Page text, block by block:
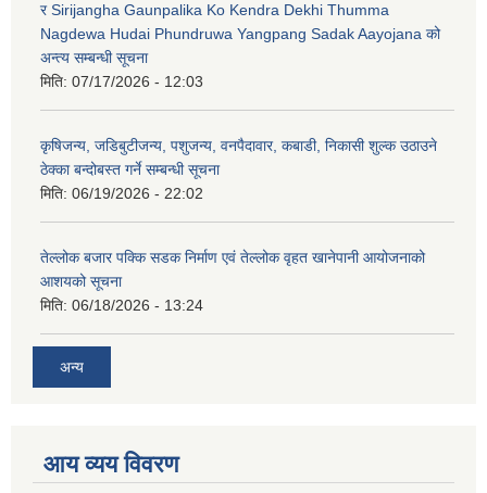
र Sirijangha Gaunpalika Ko Kendra Dekhi Thumma
Nagdewa Hudai Phundruwa Yangpang Sadak Aayojana को
अन्त्य सम्बन्धी सूचना
मिति: 07/17/2026 - 12:03
कृषिजन्य, जडिबुटीजन्य, पशुजन्य, वनपैदावार, कबाडी, निकासी शुल्क उठाउने
ठेक्का बन्दोबस्त गर्ने सम्बन्धी सूचना
मिति: 06/19/2026 - 22:02
तेल्लोक बजार पक्कि सडक निर्माण एवं तेल्लोक वृहत खानेपानी आयोजनाको
आशयको सूचना
मिति: 06/18/2026 - 13:24
अन्य
आय व्यय विवरण